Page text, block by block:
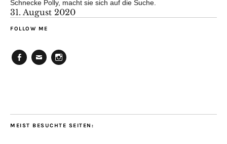
Schnecke Polly, macht sie sich auf die Suche.
31. August 2020
FOLLOW ME
MEIST BESUCHTE SEITEN: